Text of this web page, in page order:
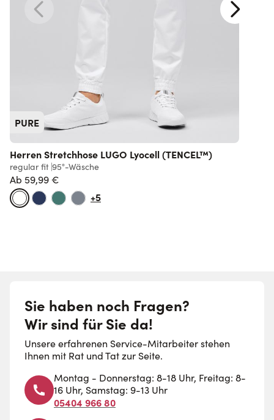
PURE
Herren Stretchhose LUGO Lyocell (TENCEL™)
regular fit 95°-Wäsche
Ab 59,99 €
+5
Sie haben noch Fragen?
Wir sind für Sie da!
Unsere erfahrenen Service-Mitarbeiter stehen
Ihnen mit Rat und Tat zur Seite.
Montag - Donnerstag: 8-18 Uhr, Freitag: 8-
16 Uhr, Samstag: 9-13 Uhr
05404 966 80